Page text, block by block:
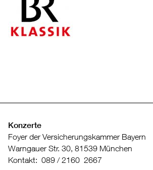
Konzerte
Foyer der Versicherungskammer Bayern
Warngauer Str. 30, 81539 München
Kontakt: 089 / 2160 2667